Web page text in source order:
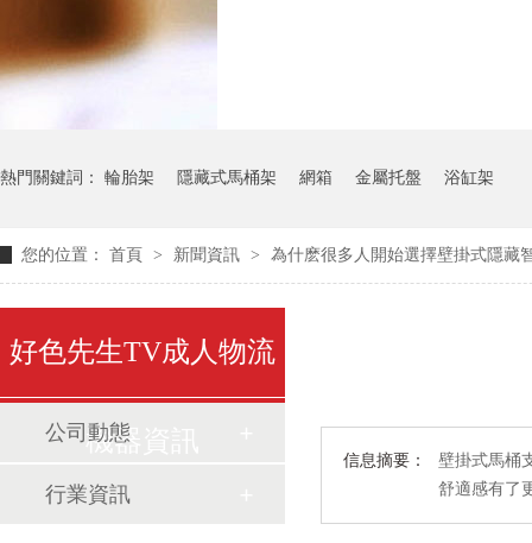
氣瓶料架
熱門關鍵詞： 輪胎架 隱藏式馬桶架 網箱 金屬托盤 浴缸架
您的位置： 首頁 > 新聞資訊 > 為什麽很多人開始選擇壁掛式隱藏
信息摘要：
壁掛式馬桶
舒適感有了
好色先生TV成人物流
機器資訊
公司動態
行業資訊